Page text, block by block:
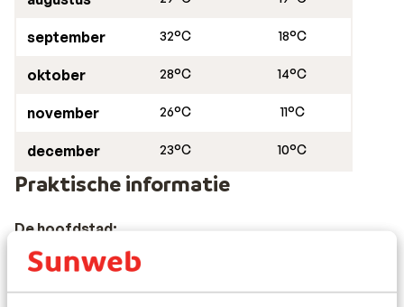
september 32°C 18°C
oktober 28°C 14°C
november 26°C 11°C
december 23°C 10°C
Praktische informatie
De hoofdstad:
De hoofdstad van Montenegro is Podgorica.
Taal: